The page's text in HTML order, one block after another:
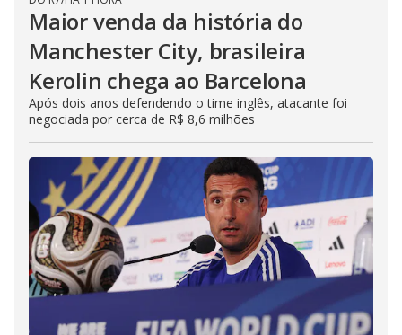
Maior venda da história do
Manchester City, brasileira
Kerolin chega ao Barcelona
Após dois anos defendendo o time inglês, atacante foi
negociada por cerca de R$ 8,6 milhões